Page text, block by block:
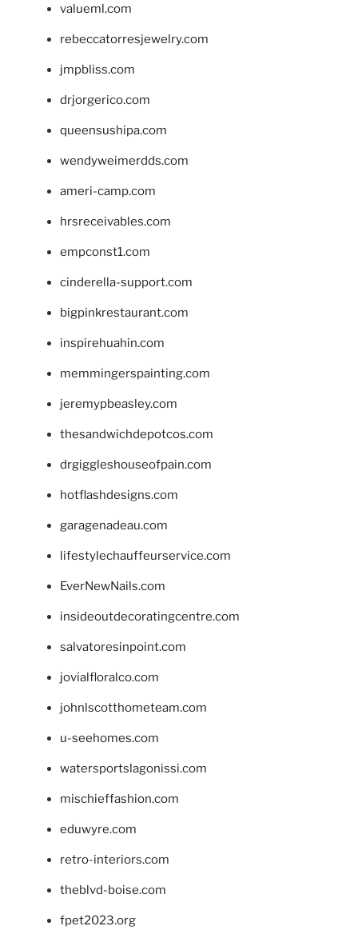
valueml.com
rebeccatorresjewelry.com
jmpbliss.com
drjorgerico.com
queensushipa.com
wendyweimerdds.com
ameri-camp.com
hrsreceivables.com
empconst1.com
cinderella-support.com
bigpinkrestaurant.com
inspirehuahin.com
memmingerspainting.com
jeremypbeasley.com
thesandwichdepotcos.com
drgiggleshouseofpain.com
hotflashdesigns.com
garagenadeau.com
lifestylechauffeurservice.com
EverNewNails.com
insideoutdecoratingcentre.com
salvatoresinpoint.com
jovialfloralco.com
johnlscotthometeam.com
u-seehomes.com
watersportslagonissi.com
mischieffashion.com
eduwyre.com
retro-interiors.com
theblvd-boise.com
fpet2023.org